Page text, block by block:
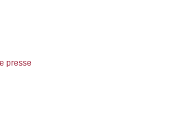
presse